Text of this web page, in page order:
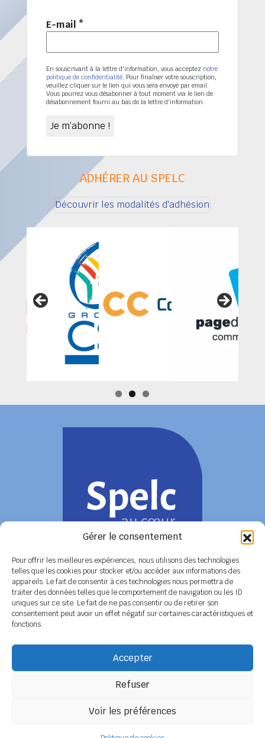
Gérer le consentement
Pour offrir les meilleures expériences, nous utilisons des technologies
telles que les cookies pour stocker et/ou accéder aux informations des
appareils. Le fait de consentir à ces technologies nous permettra de
traiter des données telles que le comportement de navigation ou les ID
uniques sur ce site. Le fait de ne pas consentir ou de retirer son
consentement peut avoir un effet négatif sur certaines caractéristiques et
fonctions.
Accepter
Refuser
Voir les préférences
E-mail *
En souscrivant à la lettre d'information, vous acceptez notre
politique de confidentialité. Pour finaliser votre souscription,
veuillez cliquer sur le lien qui vous sera envoyé par email.
Vous pourrez vous désabonner à tout moment via le lien de
désabonnement fourni au bas de la lettre d'information.
ADHÉRER AU SPELC
Découvrir les modalités d'adhésion
COORDONNÉES
Siège social6 rue de Tolbiac - 37100 TOURS
Tél. 02 47 51 89 78 / 06 08 86 79 50
SecrétariatBP 14 - 79800 LA MOTHE SAINT HERAY
Tél. 05 49 04 91 45 / 06 14 12 56 26